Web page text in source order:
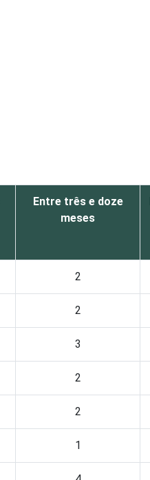
Entre três e doze
meses
2
2
3
2
2
1